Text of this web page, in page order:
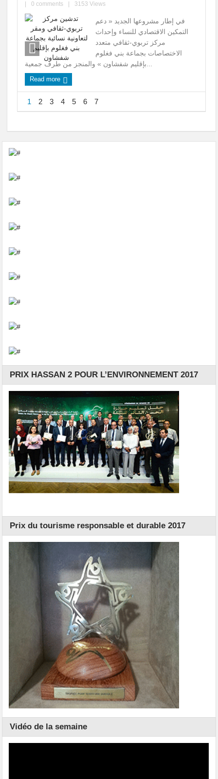
0 comments 3153 Views
في إطار مشروعها الجديد « دعم
التمكين الاقتصادي للنساء وإحداث
مركز تربوي-ثقافي متعدد
الاختصاصات بجماعة بني فغلوم
Read more
1 2 3 4 5 6 7
PRIX HASSAN 2 POUR L’ENVIRONNEMENT 2017
Prix du tourisme responsable et durable 2017
Vidéo de la semaine